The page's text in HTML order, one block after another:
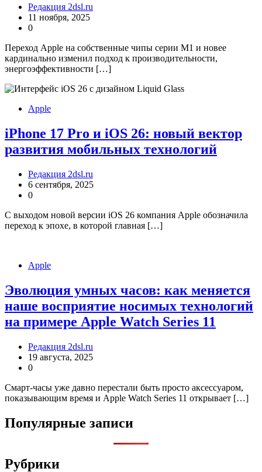
Редакция 2dsl.ru
11 ноября, 2025
0
Переход Apple на собственные чипы серии M1 и новее
кардинально изменил подход к производительности,
энергоэффективности […]
Apple
iPhone 17 Pro и iOS 26: новый вектор
развития мобильных технологий
Редакция 2dsl.ru
6 сентября, 2025
0
С выходом новой версии iOS 26 компания Apple обозначила
переход к эпохе, в которой главная […]
Apple
Эволюция умных часов: как меняется
наше восприятие носимых технологий
на примере Apple Watch Series 11
Редакция 2dsl.ru
19 августа, 2025
0
Смарт-часы уже давно перестали быть просто аксессуаром,
показывающим время и Apple Watch Series 11 открывает […]
Популярные записи
Рубрики